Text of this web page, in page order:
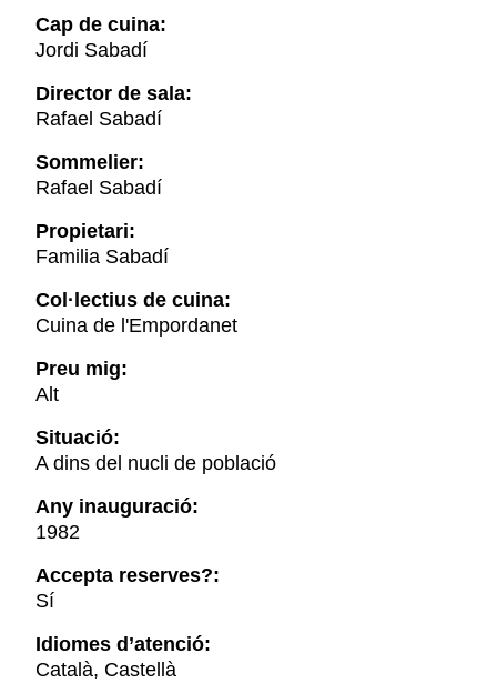
Cap de cuina:
Jordi Sabadí
Director de sala:
Rafael Sabadí
Sommelier:
Rafael Sabadí
Propietari:
Familia Sabadí
Col·lectius de cuina:
Cuina de l'Empordanet
Preu mig:
Alt
Situació:
A dins del nucli de població
Any inauguració:
1982
Accepta reserves?:
Sí
Idiomes d’atenció:
Català, Castellà